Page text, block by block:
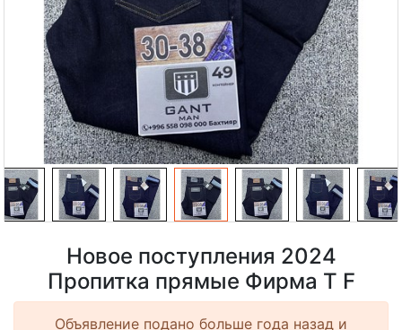
Новое поступления 2024
Пропитка прямые Фирма T F
Объявление подано больше года назад и